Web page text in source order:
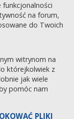
funkcjonalności
na forum,
do Twoich
witrynom na
którejkolwiek z
jak wiele
pomóc nam
PLIKI